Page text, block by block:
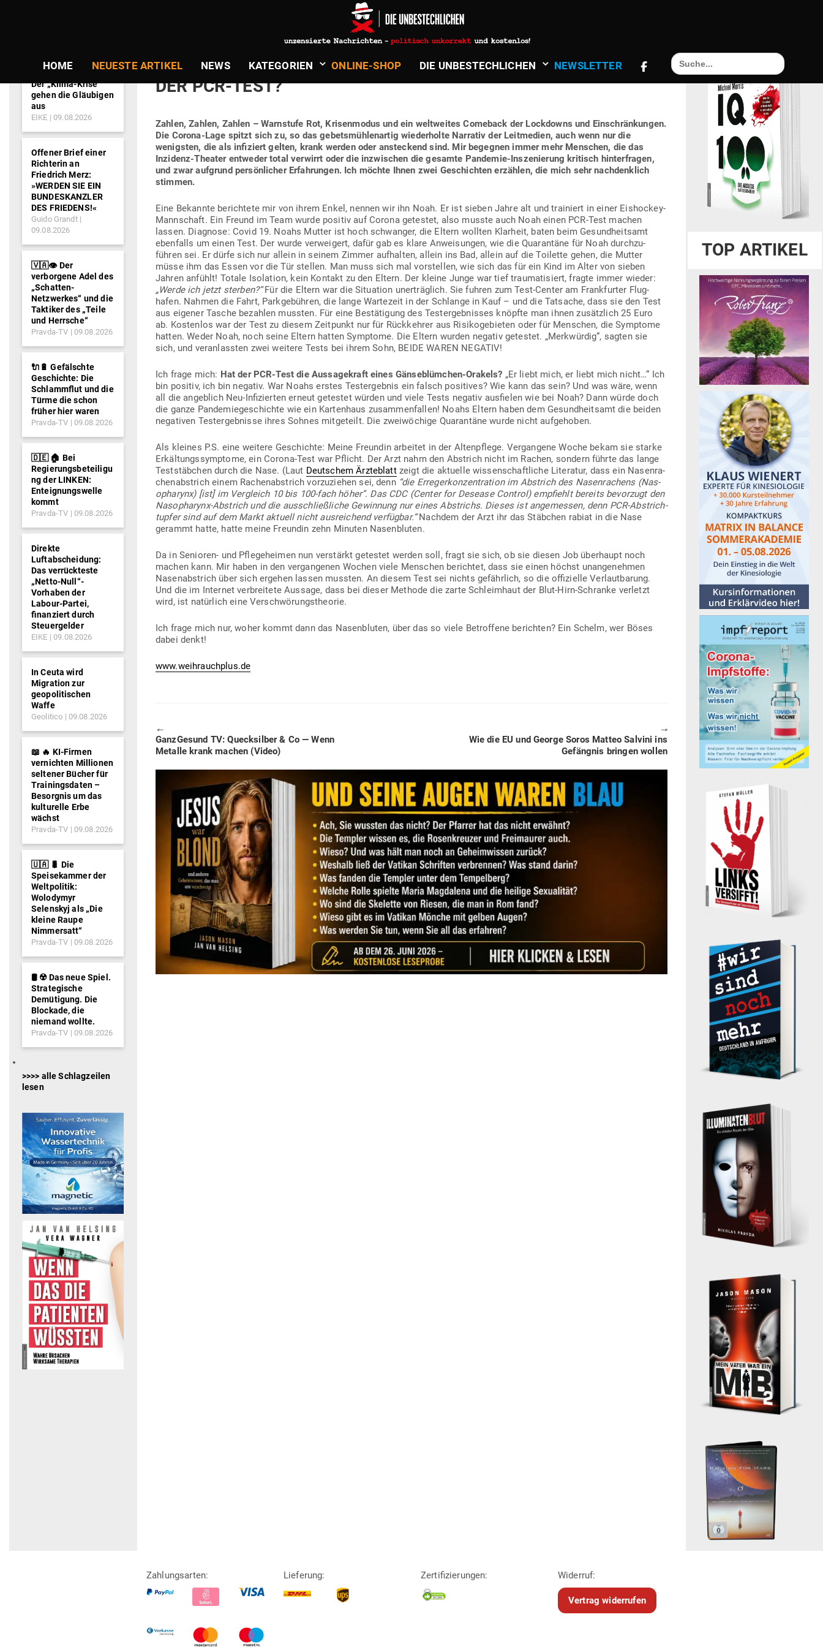
HOME NEUESTE ARTIKEL NEWS KATE­GORIEN ONLINE-SHOP DIE UNBE­STECH­LICHEN NEWS­LETTER
Search
for:
inGesundheit, Natur & Spiritualität
DAS GÄN­SE­BLÜMCHEN-ORAKEL. WELCHE AUS­SA­GE­KRAFT HAT
DER PCR-TEST?
Zahlen, Zahlen, Zahlen – Warn­stufe Rot, Kri­sen­modus und ein welt­weites Comeback der Lock­downs und Ein­schrän­kungen.
Die Corona-Lage spitzt sich zu, so das gebets­müh­len­artig wie­der­holte Nar­rativ der Leit­medien, auch wenn nur die
wenigsten, die als infi­ziert gelten, krank werden oder anste­ckend sind. Mir begegnen immer mehr Men­schen, die das
Inzidenz-Theater ent­weder total ver­wirrt oder die inzwi­schen die gesamte Pan­demie-Insze­nierung kri­tisch hin­ter­fragen,
und zwar auf­grund per­sön­licher Erfah­rungen. Ich möchte Ihnen zwei Geschichten erzählen, die mich sehr nach­denklich
stimmen.
Eine Bekannte berichtete mir von ihrem Enkel, nennen wir ihn Noah. Er ist sieben Jahre alt und trai­niert in einer Eis­hockey-
Mann­schaft. Ein Freund im Team wurde positiv auf Corona getestet, also musste auch Noah einen PCR-Test machen
lassen. Dia­gnose: Covid 19. Noahs Mutter ist hoch schwanger, die Eltern wollten Klarheit, baten beim Gesund­heitsamt
eben­falls um einen Test. Der wurde ver­weigert, dafür gab es klare Anwei­sungen, wie die Qua­rantäne für Noah durch­zu­
führen sei. Er dürfe sich nur allein in seinem Zimmer auf­halten, allein ins Bad, allein auf die Toi­lette gehen, die Mutter
müsse ihm das Essen vor die Tür stellen. Man muss sich mal vor­stellen, wie sich das für ein Kind im Alter von sieben
Jahren anfühlt! Totale Iso­lation, kein Kontakt zu den Eltern. Der kleine Junge war tief trau­ma­ti­siert, fragte immer wieder:
„Werde ich jetzt sterben?“Für die Eltern war die Situation uner­träglich. Sie fuhren zum Test-Center am Frank­furter Flug­
hafen. Nahmen die Fahrt, Park­ge­bühren, die lange War­tezeit in der Schlange in Kauf – und die Tat­sache, dass sie den Test
aus eigener Tasche bezahlen mussten. Für eine Bestä­tigung des Test­ergeb­nisses knöpfte man ihnen zusätzlich 25 Euro
ab. Kos­tenlos war der Test zu diesem Zeit­punkt nur für Rück­kehrer aus Risi­ko­ge­bieten oder für Men­schen, die Sym­ptome
hatten. Weder Noah, noch seine Eltern hatten Sym­ptome. Die Eltern wurden negativ getestet. „Merk­würdig“, sagten sie
sich, und ver­an­lassten zwei weitere Tests bei ihrem Sohn, BEIDE WAREN NEGATIV!
Ich frage mich: Hat der PCR-Test die Aus­sa­ge­kraft eines Gän­se­blümchen-Orakels? „Er liebt mich, er liebt mich nicht…“ Ich
bin positiv, ich bin negativ. War Noahs erstes Test­ergebnis ein falsch posi­tives? Wie kann das sein? Und was wäre, wenn
all die angeblich Neu-Infi­zierten erneut getestet würden und viele Tests negativ aus­fielen wie bei Noah? Dann würde doch
die ganze Pan­de­mie­ge­schichte wie ein Kar­tenhaus zusam­men­fallen! Noahs Eltern haben dem Gesund­heitsamt die beiden
nega­tiven Test­ergeb­nisse ihres Sohnes mit­ge­teilt. Die zwei­wö­chige Qua­rantäne wurde nicht aufgehoben.
Als kleines P.S. eine weitere Geschichte: Meine Freundin arbeitet in der Alten­pflege. Ver­gangene Woche bekam sie starke
Erkäl­tungs­sym­ptome, ein Corona-Test war Pflicht. Der Arzt nahm den Abstrich nicht im Rachen, sondern führte das lange
Test­stäbchen durch die Nase. (Laut Deut­schem Ärz­te­blattzeigt die aktuelle wis­sen­schaft­liche Lite­ratur, dass ein Nasen­ra­
chen­ab­strich einem Rachen­ab­strich vor­zu­ziehen sei, denn “die Erre­ger­kon­zen­tration im Abstrich des Nasen­ra­chens (Nas­
opharynx) [ist] im Ver­gleich 10 bis 100-fach höher”. Das CDC (Center for Desease Control) emp­fiehlt bereits bevorzugt den
Nas­opharynx-Abstrich und die aus­schließ­liche Gewinnung nur eines Abstrichs. Dieses ist ange­messen, denn PCR-Abstrich­
tupfer sind auf dem Markt aktuell nicht aus­rei­chend ver­fügbar.“Nachdem der Arzt ihr das Stäbchen rabiat in die Nase
gerammt hatte, hatte meine Freundin zehn Minuten Nasenbluten.
Da in Senioren- und Pfle­ge­heimen nun ver­stärkt getestet werden soll, fragt sie sich, ob sie diesen Job über­haupt noch
machen kann. Mir haben in den ver­gan­genen Wochen viele Men­schen berichtet, dass sie einen höchst unan­ge­nehmen
Nasen­ab­strich über sich ergehen lassen mussten. An diesem Test sei nichts gefährlich, so die offi­zielle Ver­laut­barung.
Und die im Internet ver­breitete Aussage, dass bei dieser Methode die zarte Schleimhaut der Blut-Hirn-Schranke ver­letzt
wird, ist natürlich eine Verschwörungstheorie.
Ich frage mich nur, woher kommt dann das Nasen­bluten, über das so viele Betroffene berichten? Ein Schelm, wer Böses
dabei denkt!
www.weihrauchplus.de
🠔
Previous
post:
Ganz­Gesund TV: Queck­silber & Co — Wenn
Metalle krank machen (Video)
🠖
Next
Wie die EU und George Soros Matteo Salvini ins
Gefängnis bringen wollen
Der „Klima-Krise“
gehen die Gläubigen
aus
EIKE 09.08.2026
Offener Brief einer
Richterin an
Friedrich Merz:
»WERDEN SIE EIN
BUNDESKANZLER
DES FRIEDENS!«
Guido Grandt
09.08.2026
🇻🇦👁️ Der
verborgene Adel des
„Schatten-
Netzwerkes“ und die
Taktiker des „Teile
und Herrsche“
Pravda-TV 09.08.2026
🔌🔋 Gefälschte
Geschichte: Die
Schlammflut und die
Türme die schon
früher hier waren
Pravda-TV 09.08.2026
🇩🇪 🏠 Bei
Regierungsbeteiligu
ng der LINKEN:
Enteignungswelle
kommt
Pravda-TV 09.08.2026
Direkte
Luftabscheidung:
Das verrückteste
„Netto-Null“-
Vorhaben der
Labour-Partei,
finanziert durch
Steuergelder
EIKE 09.08.2026
In Ceuta wird
Migration zur
geopolitischen
Waffe
Geolitico 09.08.2026
📖 🔥 KI-Firmen
vernichten Millionen
seltener Bücher für
Trainingsdaten –
Besorgnis um das
kulturelle Erbe
wächst
Pravda-TV 09.08.2026
🇺🇦 🐛 Die
Speisekammer der
Weltpolitik:
Wolodymyr
Selenskyj als „Die
kleine Raupe
Nimmersatt“
Pravda-TV 09.08.2026
🛢️ ☢️ Das neue Spiel.
Strategische
Demütigung. Die
Blockade, die
niemand wollte.
Pravda-TV 09.08.2026
>>>> alle Schlagzeilen
lesen
TOP ARTIKEL
Zahlungsarten: Lieferung: Zertifizierungen: Widerruf:
Vertrag widerrufen